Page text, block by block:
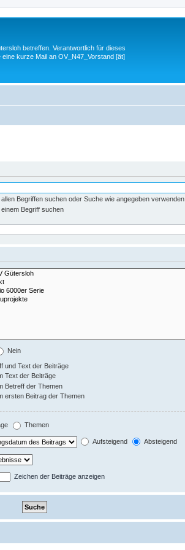
betreffen. Verantwortlich für dieses
kurze Mail an OV_N47_Vorstand [ät]
allen Begriffen suchen oder Suche wie angegeben verwenden
einem Begriff suchen
Nein
und Text der Beiträge
Text der Beiträge
Betreff der Themen
ersten Beitrag der Themen
Themen
Aufsteigend Absteigend
Zeichen der Beiträge anzeigen